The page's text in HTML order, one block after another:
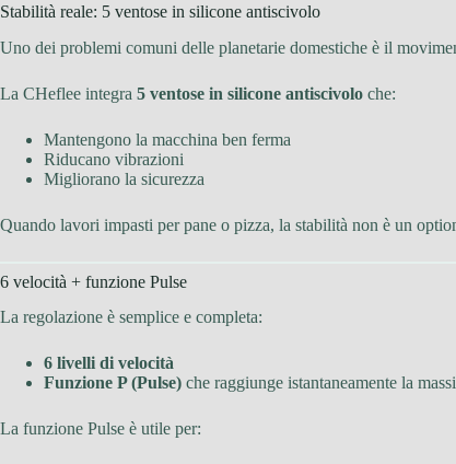
Stabilità reale: 5 ventose in silicone antiscivolo
Uno dei problemi comuni delle planetarie domestiche è il
La CHeflee integra 5 ventose in silicone antiscivolo che:
Mantengono la macchina ben ferma
Riducano vibrazioni
Migliorano la sicurezza
Quando lavori impasti per pane o pizza, la stabilità non è un
6 velocità + funzione Pulse
La regolazione è semplice e completa:
6 livelli di velocità
Funzione P (Pulse) che raggiunge istantaneamente la
La funzione Pulse è utile per: